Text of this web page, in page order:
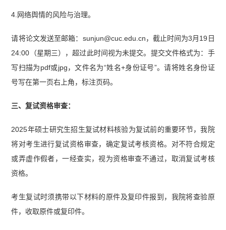
4.网络舆情的风险与治理。
请将论文发送至邮箱：sunjun@cuc.edu.cn，截止时间为3月19日
24:00（星期三），超过此时间视为未提交。提交文件格式为：手
写扫描为pdf或jpg，文件名为“姓名+身份证号”。请将姓名身份证
号写在第一页右上角，标注页码。
三、复试资格审查：
2025年硕士研究生招生复试材料核验为复试前的重要环节，我院
将对考生进行复试资格审查，确定复试考核资格。对不符合规定
或弄虚作假者，一经查实，视为资格审查不通过，取消复试考核
资格。
考生复试时须携带以下材料的原件及复印件报到，我院将查验原
件，收取原件或复印件。